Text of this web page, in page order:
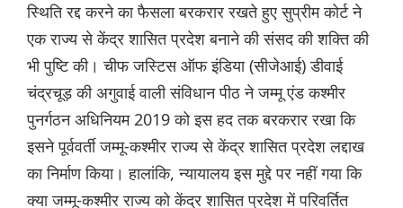
स्थिति रद्द करने का फैसला बरकरार रखते हुए सुप्रीम कोर्ट ने
एक राज्य से केंद्र शासित प्रदेश बनाने की संसद की शक्ति की
भी पुष्टि की। चीफ जस्टिस ऑफ इंडिया (सीजेआई) डीवाई
चंद्रचूड़ की अगुवाई वाली संविधान पीठ ने जम्मू एंड कश्मीर
पुनर्गठन अधिनियम 2019 को इस हद तक बरकरार रखा कि
इसने पूर्ववर्ती जम्मू-कश्मीर राज्य से केंद्र शासित प्रदेश लद्दाख
का निर्माण किया। हालांकि, न्यायालय इस मुद्दे पर नहीं गया कि
क्या जम्मू-कश्मीर राज्य को केंद्र शासित प्रदेश में परिवर्तित